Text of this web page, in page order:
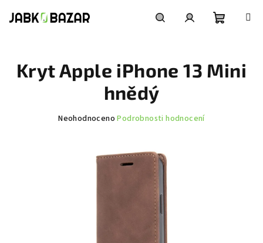
košík
Kryt Apple iPhone 13 Mini
hnědý
Průměrné
Neohodnoceno Podrobnosti hodnocení